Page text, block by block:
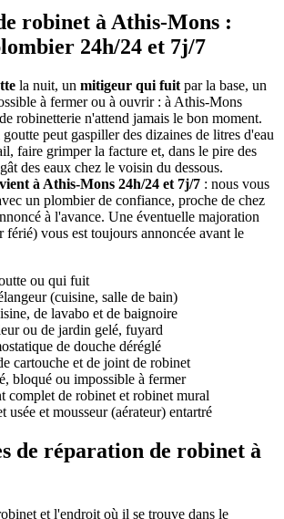
robinet à Athis-Mons :
24h/24 et 7j/7
la nuit, un mitigeur qui fuit par la base, un
à fermer ou à ouvrir : à Athis-Mons
robinetterie n'attend jamais le bon moment.
peut gaspiller des dizaines de litres d'eau
faire grimper la facture et, dans le pire des
des eaux chez le voisin du dessous.
à Athis-Mons 24h/24 et 7j/7 : nous vous
un plombier de confiance, proche de chez
à l'avance. Une éventuelle majoration
vous est toujours annoncée avant le
ou qui fuit
(cuisine, salle de bain)
de lavabo et de baignoire
ou de jardin gelé, fuyard
de douche déréglé
cartouche et de joint de robinet
bloqué ou impossible à fermer
complet de robinet et robinet mural
usée et mousseur (aérateur) entartré
de réparation de robinet à
et l'endroit où il se trouve dans le